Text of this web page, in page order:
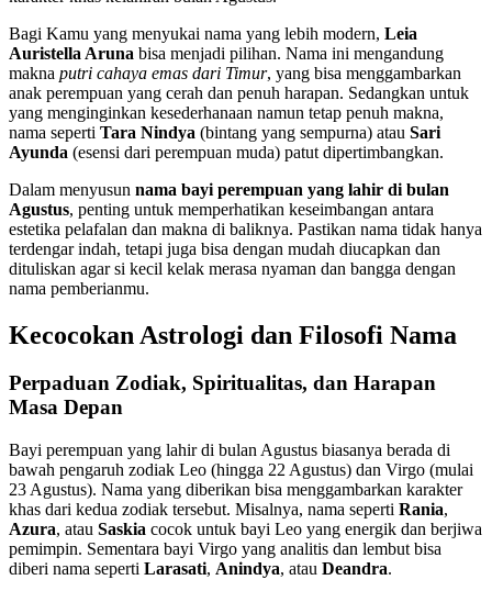
Bagi Kamu yang menyukai nama yang lebih modern, Leia
Auristella Aruna bisa menjadi pilihan. Nama ini mengandung
makna putri cahaya emas dari Timur, yang bisa menggambarkan
anak perempuan yang cerah dan penuh harapan. Sedangkan untuk
yang menginginkan kesederhanaan namun tetap penuh makna,
nama seperti Tara Nindya (bintang yang sempurna) atau Sari
Ayunda (esensi dari perempuan muda) patut dipertimbangkan.
Dalam menyusun nama bayi perempuan yang lahir di bulan
Agustus, penting untuk memperhatikan keseimbangan antara
estetika pelafalan dan makna di baliknya. Pastikan nama tidak hanya
terdengar indah, tetapi juga bisa dengan mudah diucapkan dan
dituliskan agar si kecil kelak merasa nyaman dan bangga dengan
nama pemberianmu.
Kecocokan Astrologi dan Filosofi Nama
Perpaduan Zodiak, Spiritualitas, dan Harapan
Masa Depan
Bayi perempuan yang lahir di bulan Agustus biasanya berada di
bawah pengaruh zodiak Leo (hingga 22 Agustus) dan Virgo (mulai
23 Agustus). Nama yang diberikan bisa menggambarkan karakter
khas dari kedua zodiak tersebut. Misalnya, nama seperti Rania,
Azura, atau Saskia cocok untuk bayi Leo yang energik dan berjiwa
pemimpin. Sementara bayi Virgo yang analitis dan lembut bisa
diberi nama seperti Larasati, Anindya, atau Deandra.